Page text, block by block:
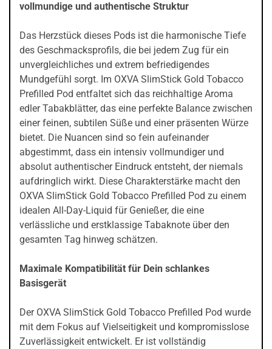
vollmundige und authentische Struktur
Das Herzstück dieses Pods ist die harmonische Tiefe
des Geschmacksprofils, die bei jedem Zug für ein
unvergleichliches und extrem befriedigendes
Mundgefühl sorgt. Im OXVA SlimStick Gold Tobacco
Prefilled Pod entfaltet sich das reichhaltige Aroma
edler Tabakblätter, das eine perfekte Balance zwischen
einer feinen, subtilen Süße und einer präsenten Würze
bietet. Die Nuancen sind so fein aufeinander
abgestimmt, dass ein intensiv vollmundiger und
absolut authentischer Eindruck entsteht, der niemals
aufdringlich wirkt. Diese Charakterstärke macht den
OXVA SlimStick Gold Tobacco Prefilled Pod zu einem
idealen All-Day-Liquid für Genießer, die eine
verlässliche und erstklassige Tabaknote über den
gesamten Tag hinweg schätzen.
Maximale Kompatibilität für Dein schlankes
Basisgerät
Der OXVA SlimStick Gold Tobacco Prefilled Pod wurde
mit dem Fokus auf Vielseitigkeit und kompromisslose
Zuverlässigkeit entwickelt. Er ist vollständig